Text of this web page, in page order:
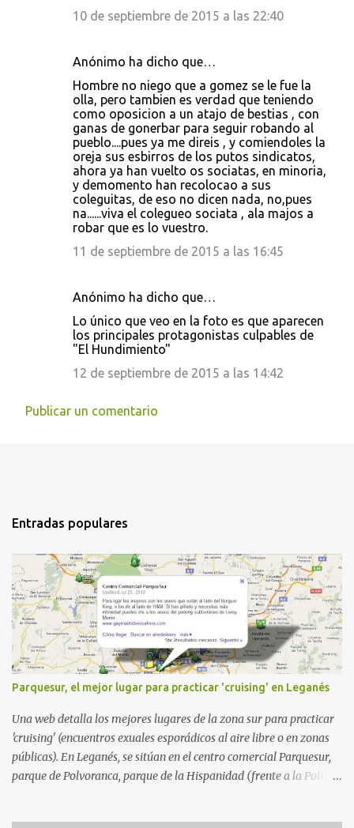
10 de septiembre de 2015 a las 22:40
Anónimo ha dicho que…
Hombre no niego que a gomez se le fue la
olla, pero tambien es verdad que teniendo
como oposicion a un atajo de bestias , con
ganas de gonerbar para seguir robando al
pueblo....pues ya me direis , y comiendoles la
oreja sus esbirros de los putos sindicatos,
ahora ya han vuelto os sociatas, en minoria,
y demomento han recolocao a sus
coleguitas, de eso no dicen nada, no,pues
na......viva el colegueo sociata , ala majos a
robar que es lo vuestro.
11 de septiembre de 2015 a las 16:45
Anónimo ha dicho que…
Lo único que veo en la foto es que aparecen
los principales protagonistas culpables de
"El Hundimiento"
12 de septiembre de 2015 a las 14:42
Publicar un comentario
Entradas populares
Parquesur, el mejor lugar para practicar 'cruising' en Leganés
Una web detalla los mejores lugares de la zona sur para practicar
'cruising' (encuentros exuales esporádicos al aire libre o en zonas
públicas). En Leganés, se sitúan en el centro comercial Parquesur,
parque de Polvoranca, parque de la Hispanidad (frente a la Policía